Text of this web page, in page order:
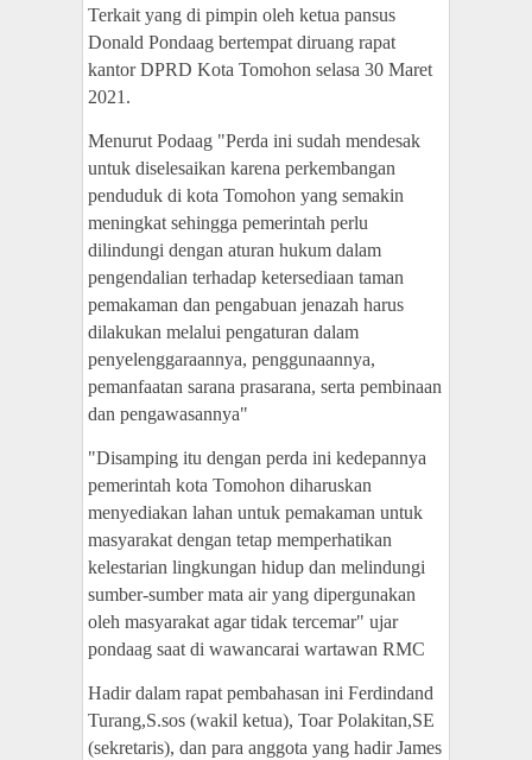
Terkait yang di pimpin oleh ketua pansus
Donald Pondaag bertempat diruang rapat
kantor DPRD Kota Tomohon selasa 30 Maret
2021.
Menurut Podaag "Perda ini sudah mendesak
untuk diselesaikan karena perkembangan
penduduk di kota Tomohon yang semakin
meningkat sehingga pemerintah perlu
dilindungi dengan aturan hukum dalam
pengendalian terhadap ketersediaan taman
pemakaman dan pengabuan jenazah harus
dilakukan melalui pengaturan dalam
penyelenggaraannya, penggunaannya,
pemanfaatan sarana prasarana, serta pembinaan
dan pengawasannya"
"Disamping itu dengan perda ini kedepannya
pemerintah kota Tomohon diharuskan
menyediakan lahan untuk pemakaman untuk
masyarakat dengan tetap memperhatikan
kelestarian lingkungan hidup dan melindungi
sumber-sumber mata air yang dipergunakan
oleh masyarakat agar tidak tercemar" ujar
pondaag saat di wawancarai wartawan RMC
Hadir dalam rapat pembahasan ini Ferdindand
Turang,S.sos (wakil ketua), Toar Polakitan,SE
(sekretaris), dan para anggota yang hadir James